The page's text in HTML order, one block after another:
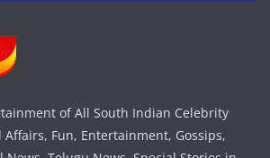
of All South Indian Celebrity
Affairs, Fun, Entertainment, Gossips,